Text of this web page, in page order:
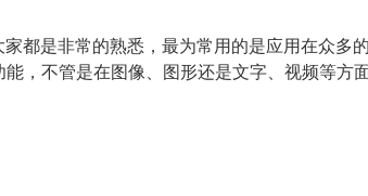
都是非常的熟悉，最为常用的是应用在众多
，不管是在图像、图形还是文字、视频等方面